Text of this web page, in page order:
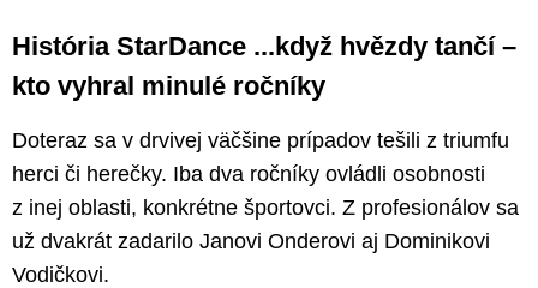
História StarDance ...když hvězdy tančí –
kto vyhral minulé ročníky
Doteraz sa v drvivej väčšine prípadov tešili z triumfu
herci či herečky. Iba dva ročníky ovládli osobnosti
z inej oblasti, konkrétne športovci. Z profesionálov sa
už dvakrát zadarilo Janovi Onderovi aj Dominikovi
Vodičkovi.